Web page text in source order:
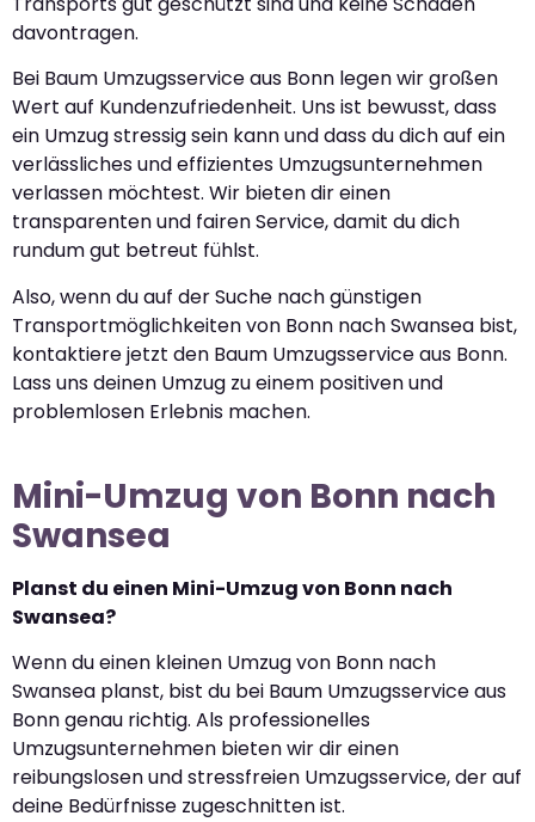
davontragen.
Bei Baum Umzugsservice aus Bonn legen wir großen
Wert auf Kundenzufriedenheit. Uns ist bewusst, dass
ein Umzug stressig sein kann und dass du dich auf ein
verlässliches und effizientes Umzugsunternehmen
verlassen möchtest. Wir bieten dir einen
transparenten und fairen Service, damit du dich
rundum gut betreut fühlst.
Also, wenn du auf der Suche nach günstigen
Transportmöglichkeiten von Bonn nach Swansea bist,
kontaktiere jetzt den Baum Umzugsservice aus Bonn.
Lass uns deinen Umzug zu einem positiven und
problemlosen Erlebnis machen.
Mini-Umzug von Bonn nach
Swansea
Planst du einen Mini-Umzug von Bonn nach
Swansea?
Wenn du einen kleinen Umzug von Bonn nach
Swansea planst, bist du bei Baum Umzugsservice aus
Bonn genau richtig. Als professionelles
Umzugsunternehmen bieten wir dir einen
reibungslosen und stressfreien Umzugsservice, der auf
deine Bedürfnisse zugeschnitten ist.